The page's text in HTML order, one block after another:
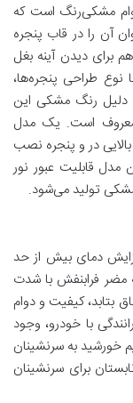
مشکی‌رنگ است که
آن را در قاب پنجره
برای دیدن آینه بغل
نوع طراحی پنجره‌ها،
دلیل رنگ مشکی این
معروف است. یک مدل
در و پنجره نصب
قابلیت عبور نور
تولید می‌شود.
دمای بیش از حد
مضر فرابنفش با شدت
بتابد، کیفیت و دوام
با خودرو، وجود
خورشید به سرنشینان
برای سرنشینان